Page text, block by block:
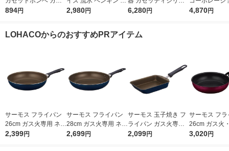
ットコンロ用 オレン
（イチオシ）
894円
1407 パール金属
2,980円
ズ 交換用 カートリッ
結型 日本製
6,280円
ォータースラ
4,870円
LOHACOからのおすすめPRアイテム
サーモス フライパン
26cm ガス火専用 ネイ
ビー KFI-026 NVY 1個
2,399円
サーモス フライパン
28cm ガス火専用 ネイ
ビー KFI-028 NVY 1個
2,699円
サーモス 玉子焼き フ
ライパン ガス火専用
ネイビー KFI-013E N
2,099円
サーモス フラ
26cm ガス火
レッド KFM-
3,020円